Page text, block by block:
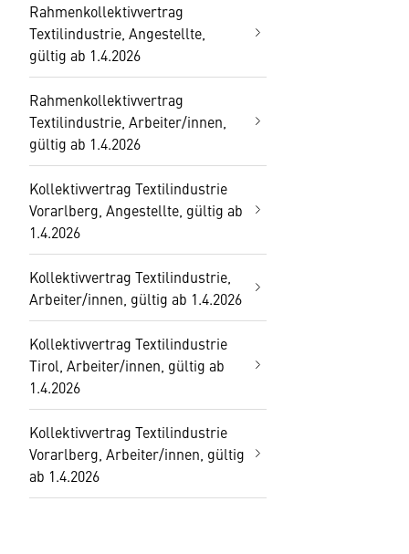
Rahmenkollektivvertrag
Textilindustrie, Angestellte,
gültig ab 1.4.2026
Rahmenkollektivvertrag
Textilindustrie, Arbeiter/innen,
gültig ab 1.4.2026
Kollektivvertrag Textilindustrie
Vorarlberg, Angestellte, gültig ab
1.4.2026
Kollektivvertrag Textilindustrie,
Arbeiter/innen, gültig ab 1.4.2026
Kollektivvertrag Textilindustrie
Tirol, Arbeiter/innen, gültig ab
1.4.2026
Kollektivvertrag Textilindustrie
Vorarlberg, Arbeiter/innen, gültig
ab 1.4.2026